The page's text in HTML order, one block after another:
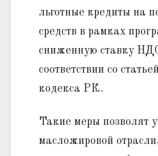
льготные кредиты на
средств в рамках
сниженную ставку
соответствии со
кодекса РК.
Такие меры позволят
масложировой